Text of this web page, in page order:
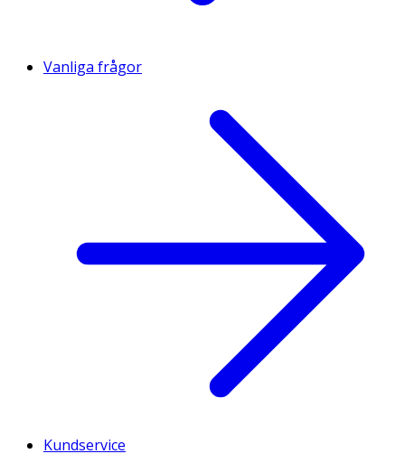
Vanliga frågor
Kundservice